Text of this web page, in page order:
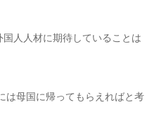
人人材に期待していることは
は母国に帰ってもらえればと考